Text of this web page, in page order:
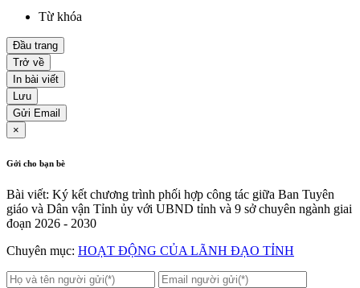
Từ khóa
Đầu trang
Trở về
In bài viết
Lưu
Gửi Email
×
Gởi cho bạn bè
Bài viết: Ký kết chương trình phối hợp công tác giữa Ban Tuyên
giáo và Dân vận Tỉnh ủy với UBND tỉnh và 9 sở chuyên ngành giai
đoạn 2026 - 2030
Chuyên mục: HOẠT ĐỘNG CỦA LÃNH ĐẠO TỈNH